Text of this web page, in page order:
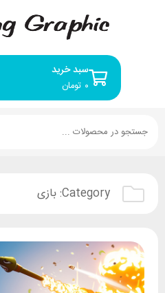
سبد خرید
تومان ۰
Category: بازی